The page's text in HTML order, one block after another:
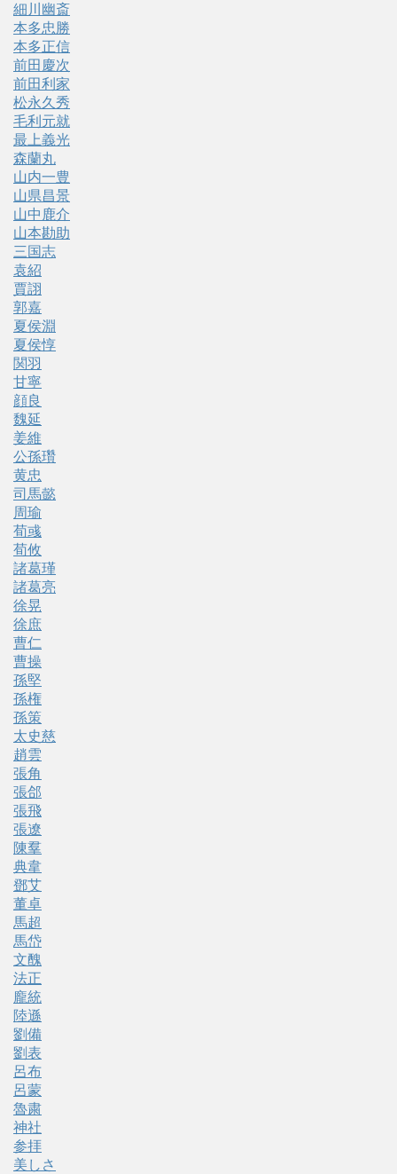
細川幽斎
本多忠勝
本多正信
前田慶次
前田利家
松永久秀
毛利元就
最上義光
森蘭丸
山内一豊
山県昌景
山中鹿介
山本勘助
三国志
袁紹
賈詡
郭嘉
夏侯淵
夏侯惇
関羽
甘寧
顔良
魏延
姜維
公孫瓚
黄忠
司馬懿
周瑜
荀彧
荀攸
諸葛瑾
諸葛亮
徐晃
徐庶
曹仁
曹操
孫堅
孫権
孫策
太史慈
趙雲
張角
張郃
張飛
張遼
陳羣
典韋
鄧艾
董卓
馬超
馬岱
文醜
法正
龐統
陸遜
劉備
劉表
呂布
呂蒙
魯粛
神社
参拝
美しさ